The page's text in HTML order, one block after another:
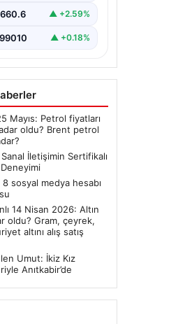
Günümüzde pek…
▲ +2.59%
▲ +0.18%
Mayıs: Petrol fiyatları
oldu? Brent petrol
İletişimin Sertifikalı
8 sosyal medya hesabı
14 Nisan 2026: Altın
oldu? Gram, çeyrek,
altını alış satış
Umut: İkiz Kız
Anıtkabir’de